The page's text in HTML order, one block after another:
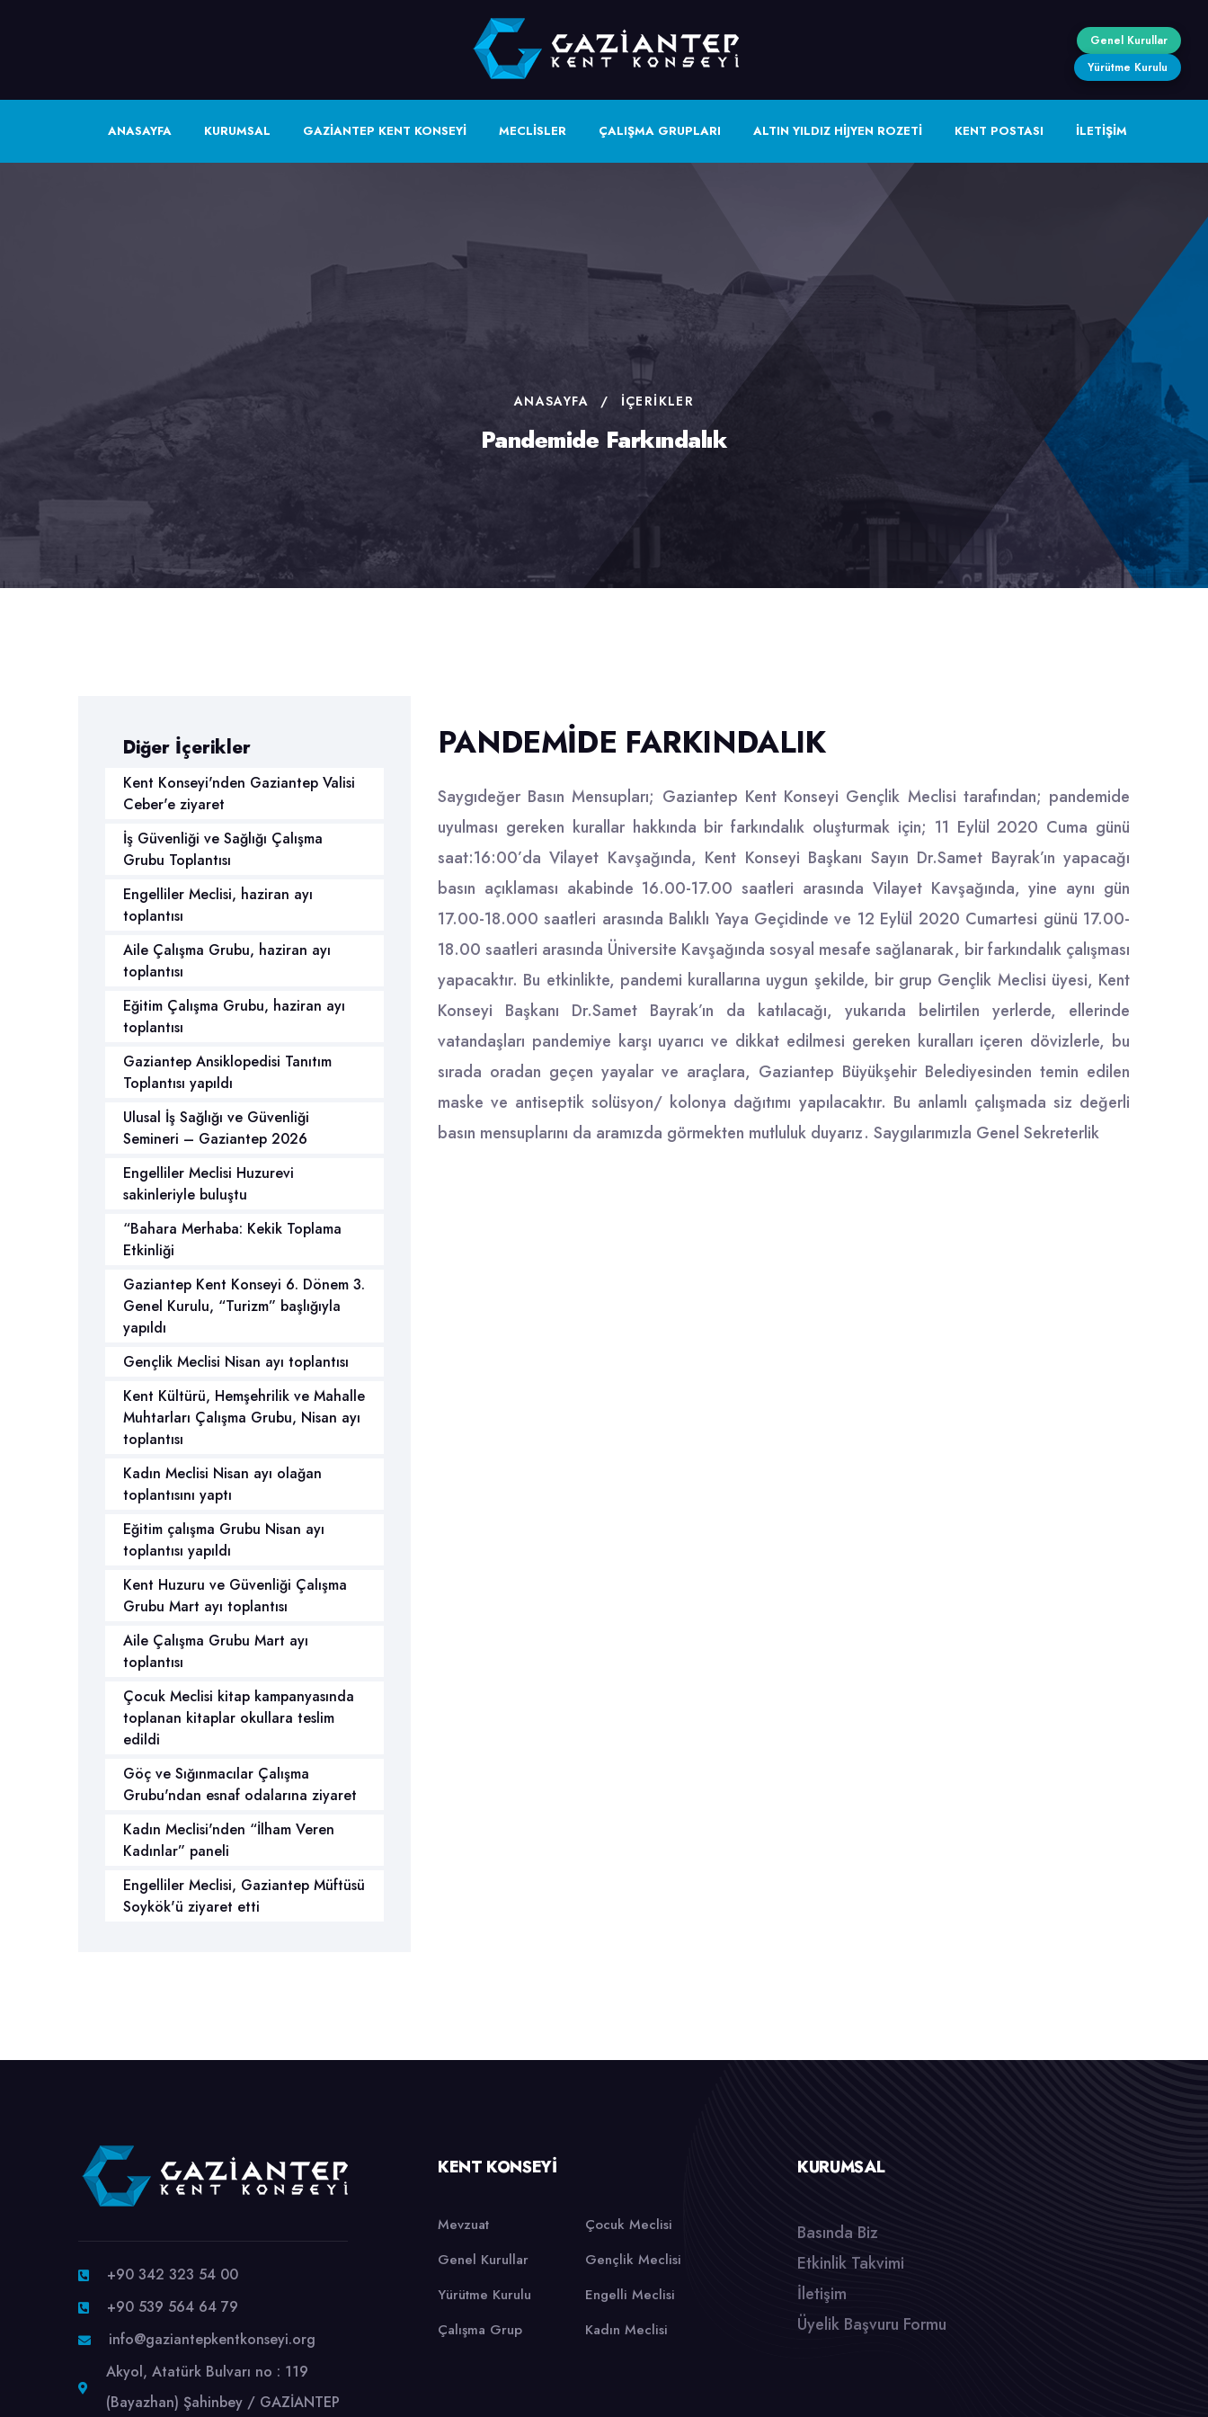
ANASAYFA KURUMSAL GAZİANTEP KENT KONSEYİ MECLİSLER ÇALIŞMA GRUPLARI ALTIN YILDIZ HİJYEN ROZETİ KENT POSTASI İLETİŞİM
Genel Kurullar
Yürütme Kurulu
ANASAYFA / İÇERIKLER
Pandemide Farkındalık
Diğer İçerikler
Kent Konseyi'nden Gaziantep Valisi
Ceber'e ziyaret
İş Güvenliği ve Sağlığı Çalışma
Grubu Toplantısı
Engelliler Meclisi, haziran ayı
toplantısı
Aile Çalışma Grubu, haziran ayı
toplantısı
Eğitim Çalışma Grubu, haziran ayı
toplantısı
Gaziantep Ansiklopedisi Tanıtım
Toplantısı yapıldı
Ulusal İş Sağlığı ve Güvenliği
Semineri – Gaziantep 2026
Engelliler Meclisi Huzurevi
sakinleriyle buluştu
“Bahara Merhaba: Kekik Toplama
Etkinliği
Gaziantep Kent Konseyi 6. Dönem 3.
Genel Kurulu, “Turizm” başlığıyla
yapıldı
Gençlik Meclisi Nisan ayı toplantısı
Kent Kültürü, Hemşehrilik ve Mahalle
Muhtarları Çalışma Grubu, Nisan ayı
toplantısı
Kadın Meclisi Nisan ayı olağan
toplantısını yaptı
Eğitim çalışma Grubu Nisan ayı
toplantısı yapıldı
Kent Huzuru ve Güvenliği Çalışma
Grubu Mart ayı toplantısı
Aile Çalışma Grubu Mart ayı
toplantısı
Çocuk Meclisi kitap kampanyasında
toplanan kitaplar okullara teslim
edildi
Göç ve Sığınmacılar Çalışma
Grubu'ndan esnaf odalarına ziyaret
Kadın Meclisi'nden “İlham Veren
Kadınlar” paneli
Engelliler Meclisi, Gaziantep Müftüsü
Soykök'ü ziyaret etti
PANDEMIDE FARKINDALIK
Saygıdeğer Basın Mensupları; Gaziantep Kent Konseyi Gençlik Meclisi tarafından; pandemide
uyulması gereken kurallar hakkında bir farkındalık oluşturmak için; 11 Eylül 2020 Cuma günü
saat:16:00’da Vilayet Kavşağında, Kent Konseyi Başkanı Sayın Dr.Samet Bayrak’ın yapacağı
basın açıklaması akabinde 16.00-17.00 saatleri arasında Vilayet Kavşağında, yine aynı gün
17.00-18.000 saatleri arasında Balıklı Yaya Geçidinde ve 12 Eylül 2020 Cumartesi günü 17.00-
18.00 saatleri arasında Üniversite Kavşağında sosyal mesafe sağlanarak, bir farkındalık çalışması
yapacaktır. Bu etkinlikte, pandemi kurallarına uygun şekilde, bir grup Gençlik Meclisi üyesi, Kent
Konseyi Başkanı Dr.Samet Bayrak’ın da katılacağı, yukarıda belirtilen yerlerde, ellerinde
vatandaşları pandemiye karşı uyarıcı ve dikkat edilmesi gereken kuralları içeren dövizlerle, bu
sırada oradan geçen yayalar ve araçlara, Gaziantep Büyükşehir Belediyesinden temin edilen
maske ve antiseptik solüsyon/ kolonya dağıtımı yapılacaktır. Bu anlamlı çalışmada siz değerli
basın mensuplarını da aramızda görmekten mutluluk duyarız. Saygılarımızla Genel Sekreterlik
+90 342 323 54 00
+90 539 564 64 79
info@gaziantepkentkonseyi.org
Akyol, Atatürk Bulvarı no : 119
(Bayazhan) Şahinbey / GAZİANTEP
KENT KONSEYI
Mevzuat
Genel Kurullar
Yürütme Kurulu
Çalışma Grup
Çocuk Meclisi
Gençlik Meclisi
Engelli Meclisi
Kadın Meclisi
KURUMSAL
Basında Biz
Etkinlik Takvimi
İletişim
Üyelik Başvuru Formu